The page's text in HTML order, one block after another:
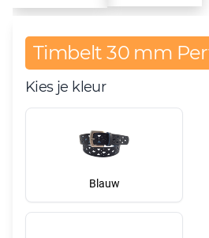
Timbelt 30 mm
Kies je kleur
Blauw